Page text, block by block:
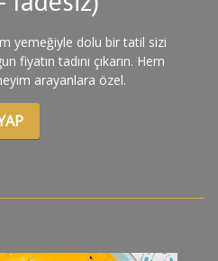
yemeğiyle dolu bir tatil sizi
fiyatın tadını çıkarın. Hem
arayanlara özel.